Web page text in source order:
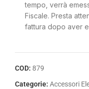
tempo, verrà
Fiscale. Presta
fattura dopo aver
COD: 879
Categorie: Accessori